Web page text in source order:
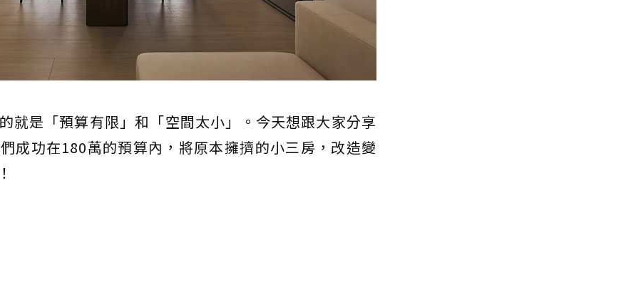
就是「預算有限」和「空間太小」。今天想跟大家分享
成功在180萬的預算內，將原本擁擠的小三房，改造變